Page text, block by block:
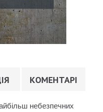
КОМЕНТАРІ
небезпечних